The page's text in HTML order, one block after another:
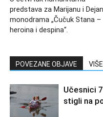
predstava za Marijanu i
monodrama „Čučuk Stana –
heroina i despina“.
POVEZANE OBJAVE
Učesnici
stigli na